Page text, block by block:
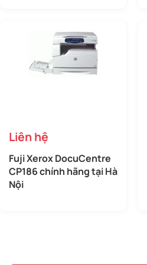
Liên hệ
Fuji Xerox DocuCentre
CP186 chính hãng tại Hà
Nội